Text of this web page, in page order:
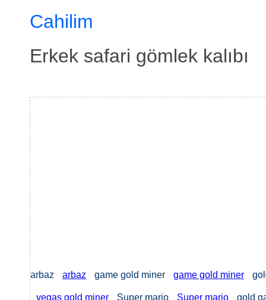
Cahilim
Erkek safari gömlek kalıbı
arbaz arbaz game gold miner game gold miner
vegas gold miner Super mario Super mario gold